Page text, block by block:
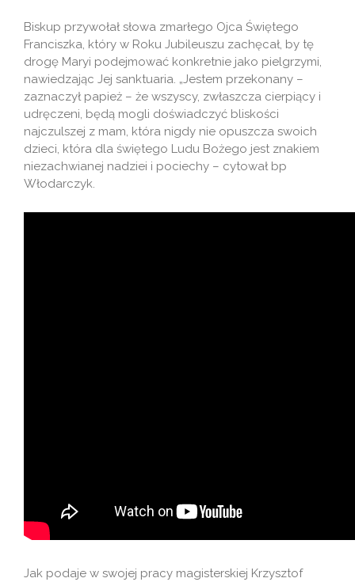
Biskup przywołał słowa zmarłego Ojca Świętego
Franciszka, który w Roku Jubileuszu zachęcał, by tę
drogę Maryi podejmować konkretnie jako pielgrzymi,
nawiedzając Jej sanktuaria. „Jestem przekonany –
zaznaczył papież – że wszyscy, zwłaszcza cierpiący i
udręczeni, będą mogli doświadczyć bliskości
najczulszej z mam, która nigdy nie opuszcza swoich
dzieci, która dla świętego Ludu Bożego jest znakiem
niezachwianej nadziei i pociechy – cytował bp
Włodarczyk.
Jak podaje w swojej pracy magisterskiej Krzysztof